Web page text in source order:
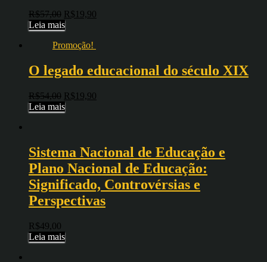
R$57,00 R$ 19,90
Leia mais
Promoção!
O legado educacional do século XIX
R$54,00 R$ 19,90
Leia mais
Sistema Nacional de Educação e
Plano Nacional de Educação:
Significado, Controvérsias e
Perspectivas
R$49,00
Leia mais